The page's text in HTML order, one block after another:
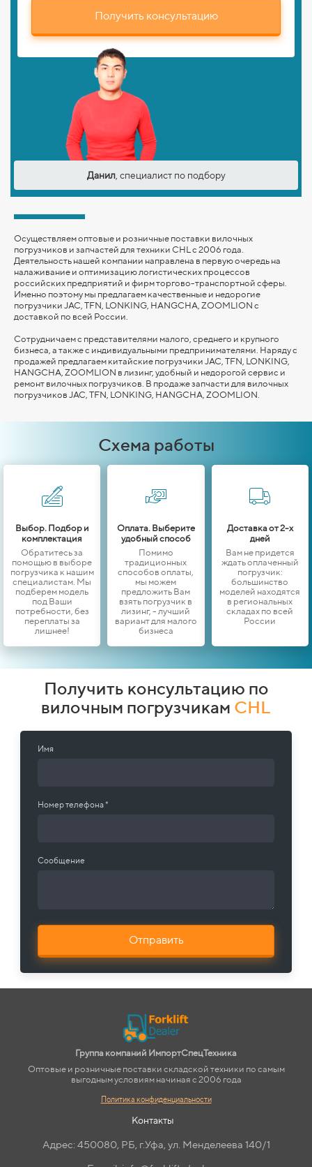
Получить консультацию
Данил, специалист по подбору
Осуществляем оптовые и розничные поставки вилочных
погрузчиков и запчастей для техники CHL с 2006 года.
Деятельность нашей компании направлена в первую очередь на
налаживание и оптимизацию логистических процессов
российских предприятий и фирм торгово-транспортной сферы.
Именно поэтому мы предлагаем качественные и недорогие
погрузчики JAC, TFN, LONKING, HANGCHA, ZOOMLION с
доставкой по всей России.
Сотрудничаем с представителями малого, среднего и крупного
бизнеса, а также с индивидуальными предпринимателями. Наряду с
продажей предлагаем китайские погрузчики JAC, TFN, LONKING,
HANGCHA, ZOOMLION в лизинг, удобный и недорогой сервис и
ремонт вилочных погрузчиков. В продаже запчасти для вилочных
погрузчиков JAC, TFN, LONKING, HANGCHA, ZOOMLION
Схема работы
Выбор. Подбор и
комплектация
Обратитесь за
помощью в выборе
погрузчика к нашим
специалистам. Мы
подберем модель
под Ваши
потребности, без
переплаты за
лишнее!
Оплата. Выберите
удобный способ
Помимо
традиционных
способов оплаты,
мы можем
предложить Вам
взять погрузчик в
лизинг, - лучший
вариант для малого
бизнеса
Доставка от 2-х
дней
Вам не придется
ждать оплаченный
погрузчик:
большинство
моделей находятся
в региональных
складах по всей
России
Получить консультацию по
вилочным погрузчикам CHL
Имя
Номер телефона *
Сообщение
Отправить
Группа компаний ИмпортСпецТехника
Оптовые и розничные поставки складской техники по самым
выгодным условиям начиная с 2006 года
Политика конфиденциальности
Контакты
Адрес: 450080, РБ, г.Уфа, ул. Менделеева 140/1